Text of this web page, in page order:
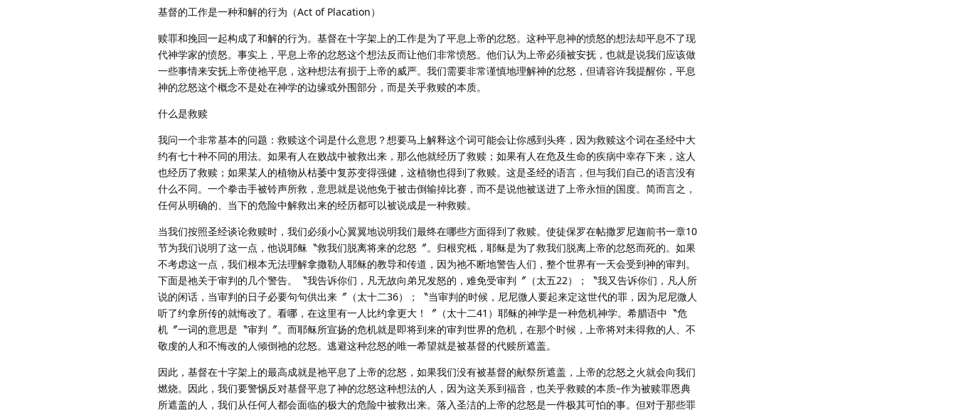
基督的工作是一种和解的行为（Act of Placation）
赎罪和挽回一起构成了和解的行为。基督在十字架上的工作是为了平息上帝的忿怒。这种平息神的愤怒的想法却平息不了现
代神学家的愤怒。事实上，平息上帝的忿怒这个想法反而让他们非常愤怒。他们认为上帝必须被安抚，也就是说我们应该做
一些事情来安抚上帝使祂平息，这种想法有损于上帝的威严。我们需要非常谨慎地理解神的忿怒，但请容许我提醒你，平息
神的忿怒这个概念不是处在神学的边缘或外围部分，而是关乎救赎的本质。
什么是救赎
我问一个非常基本的问题：救赎这个词是什么意思？想要马上解释这个词可能会让你感到头疼，因为救赎这个词在圣经中大
约有七十种不同的用法。如果有人在败战中被救出来，那么他就经历了救赎；如果有人在危及生命的疾病中幸存下来，这人
也经历了救赎；如果某人的植物从枯萎中复苏变得强健，这植物也得到了救赎。这是圣经的语言，但与我们自己的语言没有
什么不同。一个拳击手被铃声所救，意思就是说他免于被击倒输掉比赛，而不是说他被送进了上帝永恒的国度。简而言之，
任何从明确的、当下的危险中解救出来的经历都可以被说成是一种救赎。
当我们按照圣经谈论救赎时，我们必须小心翼翼地说明我们最终在哪些方面得到了救赎。使徒保罗在帖撒罗尼迦前书一章10
节为我们说明了这一点，他说耶稣〝救我们脱离将来的忿怒〞。归根究柢，耶稣是为了救我们脱离上帝的忿怒而死的。如果
不考虑这一点，我们根本无法理解拿撒勒人耶稣的教导和传道，因为祂不断地警告人们，整个世界有一天会受到神的审判。
下面是祂关于审判的几个警告。〝我告诉你们，凡无故向弟兄发怒的，难免受审判〞（太五22）；〝我又告诉你们，凡人所
说的闲话，当审判的日子必要句句供出来〞（太十二36）；〝当审判的时候，尼尼微人要起来定这世代的罪，因为尼尼微人
听了约拿所传的就悔改了。看哪，在这里有一人比约拿更大！〞（太十二41）耶稣的神学是一种危机神学。希腊语中〝危
机〞一词的意思是〝审判〞。而耶稣所宣扬的危机就是即将到来的审判世界的危机，在那个时候，上帝将对未得救的人、不
敬虔的人和不悔改的人倾倒祂的忿怒。逃避这种忿怒的唯一希望就是被基督的代赎所遮盖。
因此，基督在十字架上的最高成就是祂平息了上帝的忿怒，如果我们没有被基督的献祭所遮盖，上帝的忿怒之火就会向我们
燃烧。因此，我们要警惕反对基督平息了神的忿怒这种想法的人，因为这关系到福音，也关乎救赎的本质–作为被赎罪恩典
所遮盖的人，我们从任何人都会面临的极大的危险中被救出来。落入圣洁的上帝的忿怒是一件极其可怕的事。但对于那些罪